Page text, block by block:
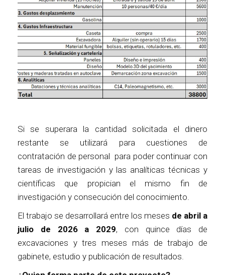
Si se superara la cantidad solicitada el dinero
restante se utilizará para cuestiones de
contratación de personal para poder continuar con
tareas de investigación y las analíticas técnicas y
científicas que propician el mismo fin de
investigación y consecución del conocimiento.
El trabajo se desarrollará entre los meses de abril a
julio de 2026 a 2029, con quince días de
excavaciones y tres meses más de trabajo de
gabinete, estudio y publicación de resultados.